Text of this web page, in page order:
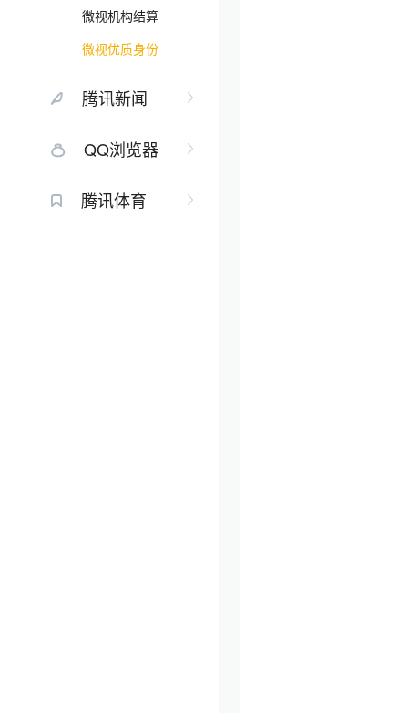
微视机构结算
微视优质身份
腾讯新闻
QQ浏览器
腾讯体育